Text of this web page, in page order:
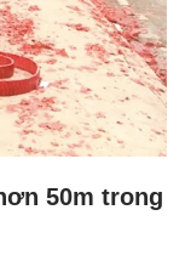
50m trong